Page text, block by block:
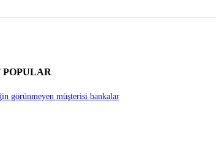
POPULAR
görünmeyen müşterisi bankalar